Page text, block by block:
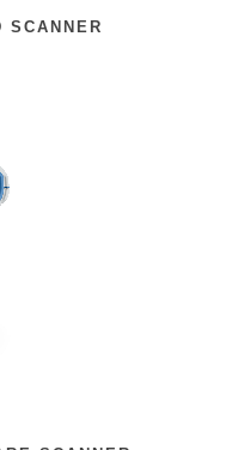
SCANNER